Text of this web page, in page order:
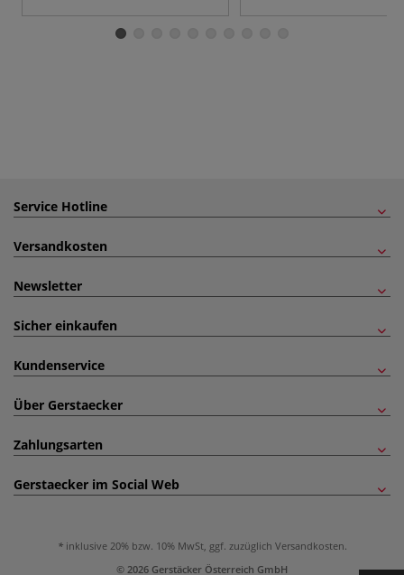
Service Hotline
Versandkosten
Newsletter
Sicher einkaufen
Kundenservice
Über Gerstaecker
Zahlungsarten
Gerstaecker im Social Web
inklusive 20% bzw. 10% MwSt, ggf. zuzüglich Versandkosten.
© 2026 Gerstäcker Österreich GmbH